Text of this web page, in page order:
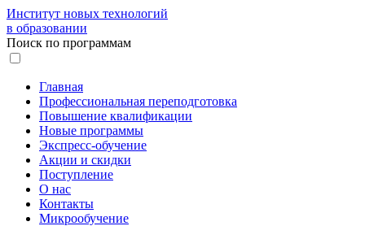
Институт новых технологий
в образовании
Поиск по программам
Главная
Профессиональная переподготовка
Повышение квалификации
Новые программы
Экспресс-обучение
Акции и скидки
Поступление
О нас
Контакты
Микрообучение